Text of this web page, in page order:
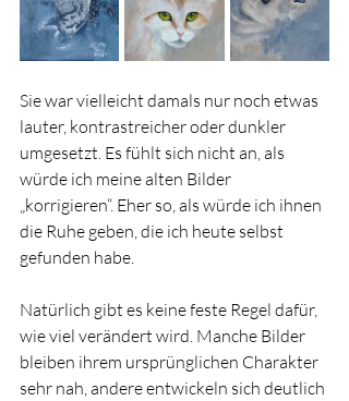
Sie war vielleicht damals nur noch etwas
lauter, kontrastreicher oder dunkler
umgesetzt. Es fühlt sich nicht an, als
würde ich meine alten Bilder
„korrigieren“. Eher so, als würde ich ihnen
die Ruhe geben, die ich heute selbst
gefunden habe.
Natürlich gibt es keine feste Regel dafür,
wie viel verändert wird. Manche Bilder
bleiben ihrem ursprünglichen Charakter
sehr nah, andere entwickeln sich deutlich